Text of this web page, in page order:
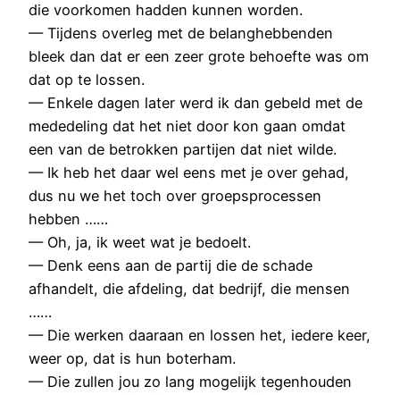
die voorkomen hadden kunnen worden.
— Tijdens overleg met de belanghebbenden
bleek dan dat er een zeer grote behoefte was om
dat op te lossen.
— Enkele dagen later werd ik dan gebeld met de
mededeling dat het niet door kon gaan omdat
een van de betrokken partijen dat niet wilde.
— Ik heb het daar wel eens met je over gehad,
dus nu we het toch over groepsprocessen
hebben ……
— Oh, ja, ik weet wat je bedoelt.
— Denk eens aan de partij die de schade
afhandelt, die afdeling, dat bedrijf, die mensen
……
— Die werken daaraan en lossen het, iedere keer,
weer op, dat is hun boterham.
— Die zullen jou zo lang mogelijk tegenhouden